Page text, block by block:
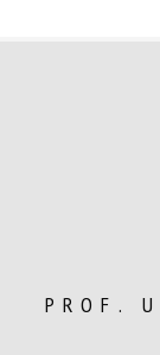
PROF.